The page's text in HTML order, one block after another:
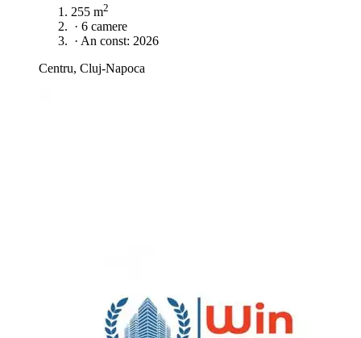
255 m2
· 6 camere
· An const: 2026
Centru, Cluj-Napoca